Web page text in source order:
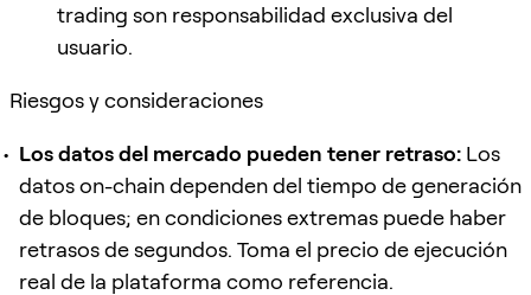
trading son responsabilidad exclusiva del
usuario.
Riesgos y consideraciones
Los datos del mercado pueden tener retraso: Los
datos on-chain dependen del tiempo de generación
de bloques; en condiciones extremas puede haber
retrasos de segundos. Toma el precio de ejecución
real de la plataforma como referencia.